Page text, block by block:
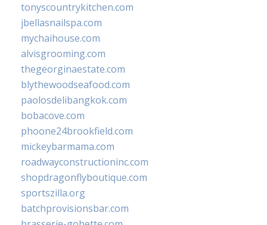
tonyscountrykitchen.com
jbellasnailspa.com
mychaihouse.com
alvisgrooming.com
thegeorginaestate.com
blythewoodseafood.com
paolosdelibangkok.com
bobacove.com
phoone24brookfield.com
mickeybarmama.com
roadwayconstructioninc.com
shopdragonflyboutique.com
sportszilla.org
batchprovisionsbar.com